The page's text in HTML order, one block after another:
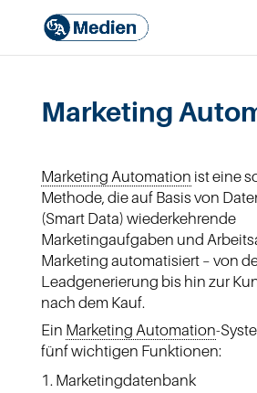
Marketing
Marketing Automation ist eine
Methode, die auf Basis von
(Smart Data) wiederkehrende
Marketingaufgaben und
Marketing automatisiert – von
Leadgenerierung bis hin zur
nach dem Kauf.
Ein Marketing Automation-
fünf wichtigen Funktionen:
Marketingdatenbank